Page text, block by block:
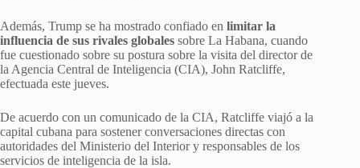
Además, Trump se ha mostrado confiado en limitar la
influencia de sus rivales globales sobre La Habana, cuando
fue cuestionado sobre su postura sobre la visita del director de
la Agencia Central de Inteligencia (CIA), John Ratcliffe,
efectuada este jueves.
De acuerdo con un comunicado de la CIA, Ratcliffe viajó a la
capital cubana para sostener conversaciones directas con
autoridades del Ministerio del Interior y responsables de los
servicios de inteligencia de la isla.